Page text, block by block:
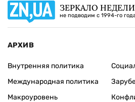
ЗЕРКАЛО НЕДЕЛИ
не подводим с 1994-го
АРХИВ
Внутренняя политика
Международная политика
Макроуровень